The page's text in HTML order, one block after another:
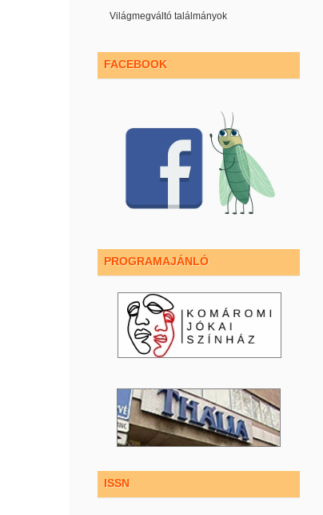
Világmegváltó találmányok
FACEBOOK
PROGRAMAJÁNLÓ
ISSN